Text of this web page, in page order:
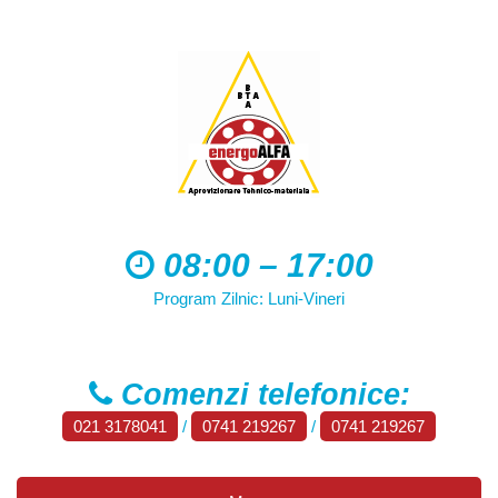
08:00 – 17:00
Program Zilnic: Luni-Vineri
Comenzi telefonice:
021 3178041 / 0741 219267 / 0741 219267